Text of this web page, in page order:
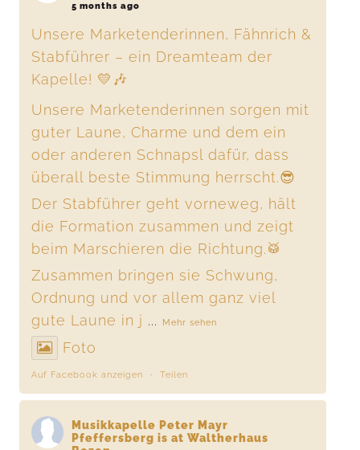
5 months ago
Unsere Marketenderinnen, Fähnrich &
Stabführer – ein Dreamteam der
Kapelle! 💛🎶
Unsere Marketenderinnen sorgen mit
guter Laune, Charme und dem ein
oder anderen Schnapsl dafür, dass
überall beste Stimmung herrscht.😎
Der Stabführer geht vorneweg, hält
die Formation zusammen und zeigt
beim Marschieren die Richtung.🥁
Zusammen bringen sie Schwung,
Ordnung und vor allem ganz viel
gute Laune in j ... Mehr sehen
Foto
Auf Facebook anzeigen · Teilen
Musikkapelle Peter Mayr
Pfeffersberg is at Waltherhaus